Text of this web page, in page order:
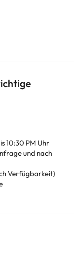
10:30 PM Uhr
und nach
Verfügbarkeit)